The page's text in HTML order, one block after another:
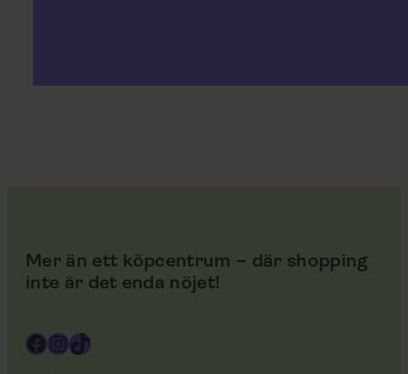
Mer än ett köpcentrum – där shopping
inte är det enda nöjet!
Facebook
Instagram
TikTok